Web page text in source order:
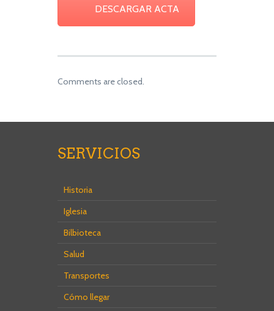
DESCARGAR ACTA
Comments are closed.
SERVICIOS
Historia
Iglesia
Bilbioteca
Salud
Transportes
Cómo llegar